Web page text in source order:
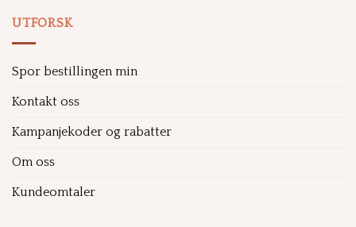
UTFORSK
Spor bestillingen min
Kontakt oss
Kampanjekoder og rabatter
Om oss
Kundeomtaler